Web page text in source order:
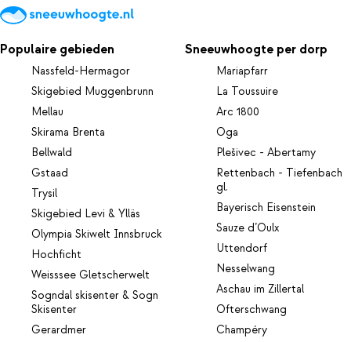
Populaire gebieden
Nassfeld-Hermagor
Skigebied Muggenbrunn
Mellau
Skirama Brenta
Bellwald
Gstaad
Trysil
Skigebied Levi & Ylläs
Olympia Skiwelt Innsbruck
Hochficht
Weisssee Gletscherwelt
Sogndal skisenter & Sogn
Skisenter
Gerardmer
Sneeuwhoogte per dorp
Mariapfarr
La Toussuire
Arc 1800
Oga
Plešivec - Abertamy
Rettenbach - Tiefenbach
gl.
Bayerisch Eisenstein
Sauze d’Oulx
Uttendorf
Nesselwang
Aschau im Zillertal
Ofterschwang
Champéry